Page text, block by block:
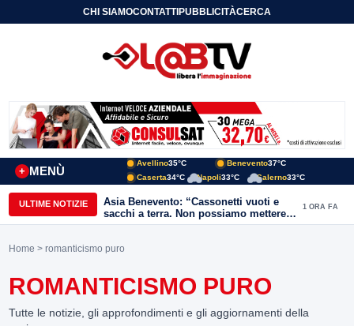
CHI SIAMOCONTATTIPUBBLICITÀCERCA
MENÙ
+
Avellino35°C Benevento37°C
Caserta34°C Napoli33°C Salerno33°C
ULTIME NOTIZIE
Asia Benevento: “Cassonetti vuoti e
sacchi a terra. Non possiamo mettere
una toppa alla mancanza di rispetto”
1 ORA FA
Home > romanticismo puro
ROMANTICISMO PURO
Tutte le notizie, gli approfondimenti e gli aggiornamenti della